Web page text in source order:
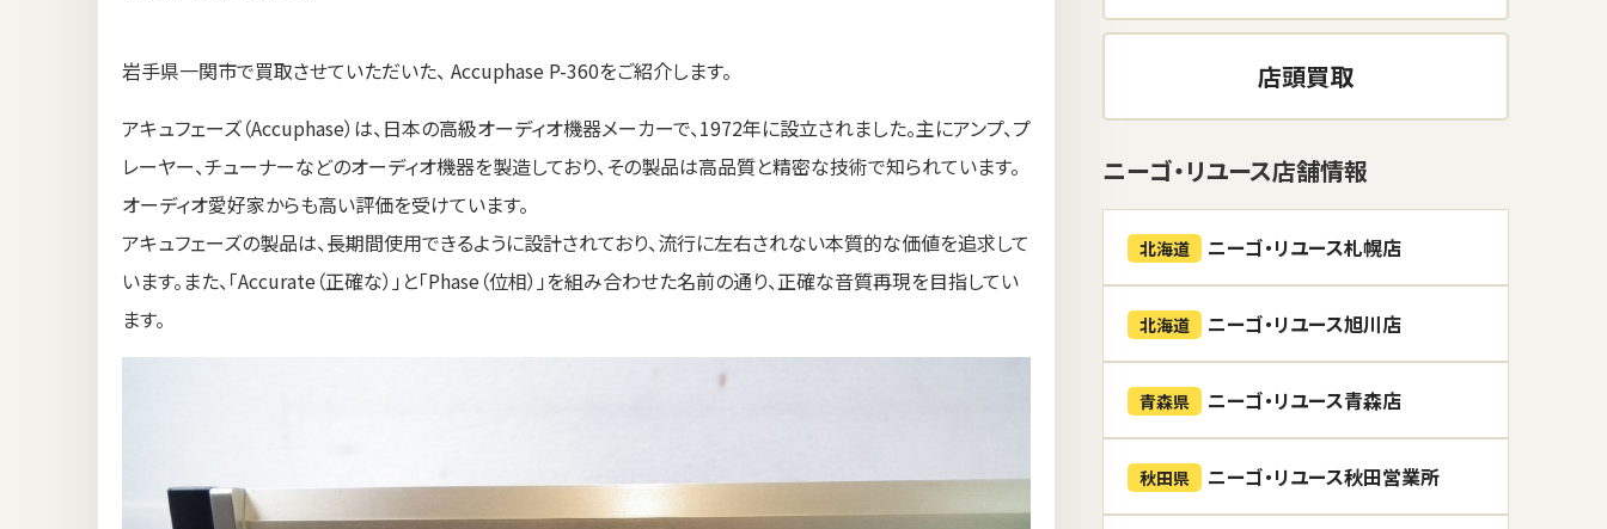
岩手県一関市で買取させていただいた、 Accuphase P-360をご紹介します。
アキュフェーズ（Accuphase）は、日本の高級オーディオ機器メーカーで、1972年に設立されました。主にアンプ、プ
レーヤー、チューナーなどのオーディオ機器を製造しており、その製品は高品質と精密な技術で知られています。
オーディオ愛好家からも高い評価を受けています。
アキュフェーズの製品は、長期間使用できるように設計されており、流行に左右されない本質的な価値を追求して
います。また、「Accurate（正確な）」と「Phase（位相）」を組み合わせた名前の通り、正確な音質再現を目指してい
ます。
店頭買取
ニーゴ・リユース店舗情報
北海道 ニーゴ・リユース札幌店
北海道 ニーゴ・リユース旭川店
青森県 ニーゴ・リユース青森店
秋田県 ニーゴ・リユース秋田営業所